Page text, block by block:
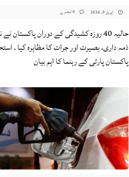
اپریل 9, 2026
حالیہ 40 روزہ کشیدگی کے دوران پاکستان
ذمہ داری، بصیرت اور جرات کا مظاہرہ کیا .
پاکستان پارٹی کے رہنما کا اہم بیان